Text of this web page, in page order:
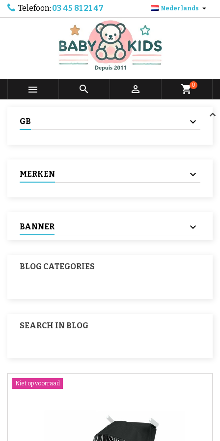
Telefoon: 03 45 81 21 47 Nederlands 
   shopping_cart0
GB
MERKEN
BANNER
BLOG CATEGORIES
SEARCH IN BLOG
Niet op voorraad